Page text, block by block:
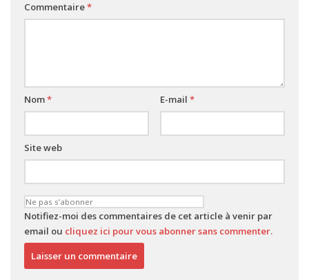
Commentaire*
Nom* E-mail *
Site web
Notifiez-moi des commentaires de cet article à venir par
email ou cliquez ici pour vous abonner sans commenter.